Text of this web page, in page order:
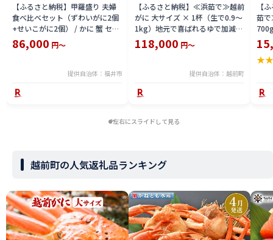
【ふるさと納税】甲羅盛り 夫婦
食べ比べセット（ずわいがに2個
+せいこがに2個） / かに 蟹 セイ
コ ずわい ズワイ 内子 外子 国産
冷凍 冬 冬の味覚 珍味 グルメ 国
86,000 円～
提供自治体：福井市
【ふるさと納税】≪浜茹で≫越前
がに 大サイズ × 1杯（生で0.9〜
1kg）地元で喜ばれるゆで加減・
塩加減で越前の港から直送！【雄
ズワイガニ ずわいがに 越前ガニ
送分】希望日指定可 備考欄に希
x004_02]
118,000 円～
提供自治体：越前町
【
茹
付
ボ
分
★
左右にスライドして見る
越前町の人気返礼品ランキング